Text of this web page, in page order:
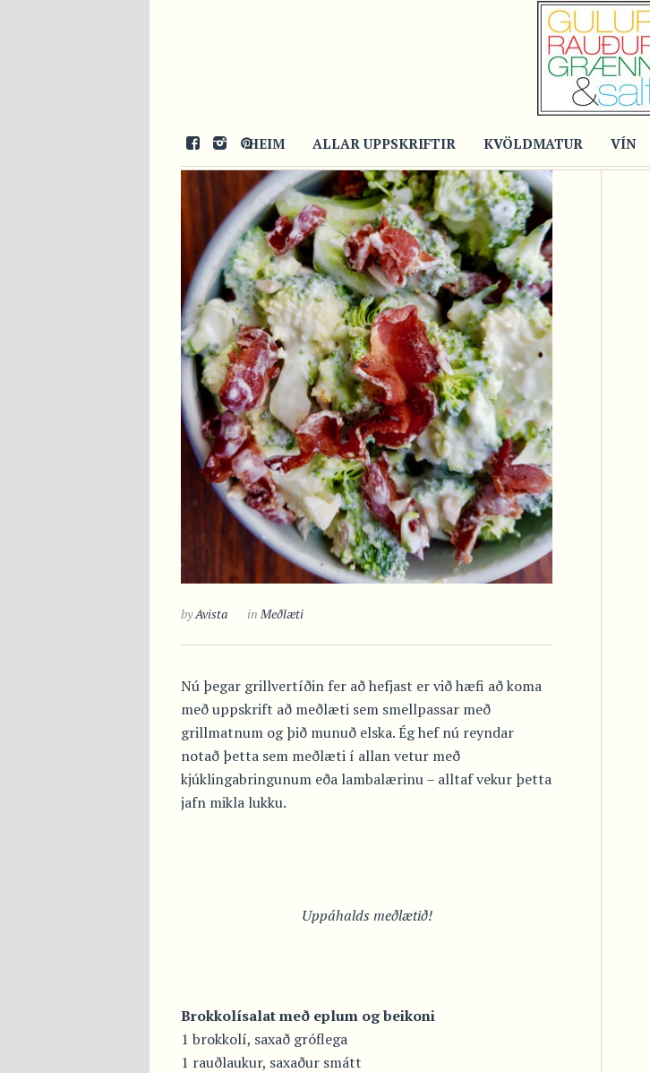
HEIM ALLAR UPPSKRIFTIR KVÖLDMATUR VÍN
byAvista in Meðlæti
Nú þegar grillvertíðin fer að hefjast er við hæfi að koma
með uppskrift að meðlæti sem smellpassar með
grillmatnum og þið munuð elska. Ég hef nú reyndar
notað þetta sem meðlæti í allan vetur með
kjúklingabringunum eða lambalærinu – alltaf vekur þetta
jafn mikla lukku.
Uppáhalds meðlætið!
Brokkolísalat með eplum og beikoni
1 brokkolí, saxað gróflega
1 rauðlaukur, saxaður smátt